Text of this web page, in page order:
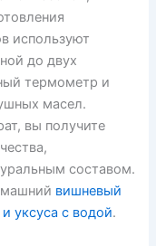
используют
до двух
термометр и
масел.
вы получите
составом.
вишневый
уксуса с водой.